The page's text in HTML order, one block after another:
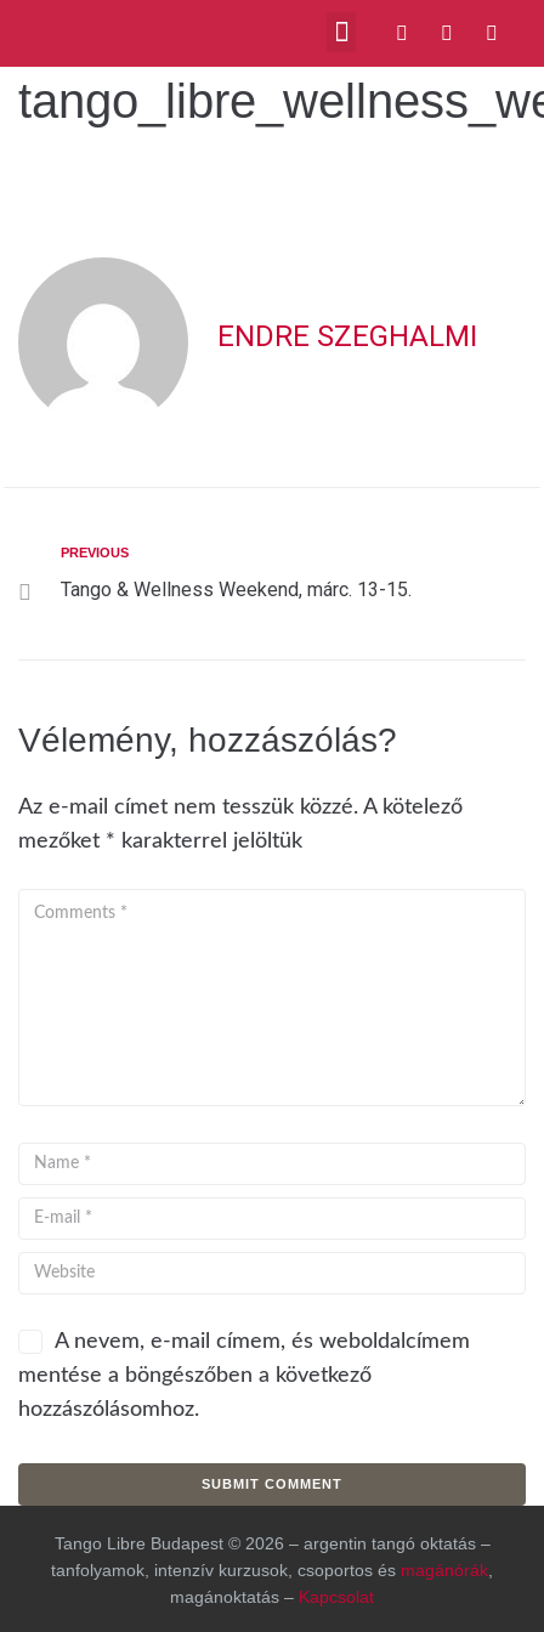
ENDRE SZEGHALMI
PREVIOUS
Tango & Wellness Weekend, márc. 13-15.
Vélemény, hozzászólás?
Az e-mail címet nem tesszük közzé. A kötelező
mezőket * karakterrel jelöltük
A nevem, e-mail címem, és weboldalcímem
mentése a böngészőben a következő
hozzászólásomhoz.
Tango Libre Budapest © 2026 – argentin tangó oktatás –
tanfolyamok, intenzív kurzusok, csoportos és magánórák
magánoktatás – Kapcsolat